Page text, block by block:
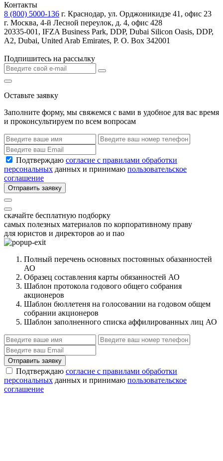
Контакты
8 (800) 5000-136 г. Краснодар, ул. Орджоникидзе 41, офис 23
г. Москва, 4-й Лесной переулок, д. 4, офис 428
20335-001, IFZA Business Park, DDP, Dubai Silicon Oasis, DDP,
A2, Dubai, United Arab Emirates, P. O. Box 342001
Подпишитесь на рассылку
Оставьте заявку
Заполните форму, мы свяжемся с вами в удобное для вас время
и проконсультируем по всем вопросам
Подтверждаю согласие с правилами обработки
персональных данных и принимаю пользовательское
соглашение
Отправить заявку
скачайте бесплатную подборку
самых полезных материалов по корпоративному праву
для юристов и директоров ао и пао
Полный перечень основных постоянных обазанностей
АО
Образец составления карты обязанностей АО
Шаблон протокола годового общего собрания
акционеров
Шаблон бюллетеня на голосовании на годовом общем
собрании акционеров
Шаблон заполненного списка аффилированных лиц АО
Отправить заявку
Подтверждаю согласие с правилами обработки
персональных данных и принимаю пользовательское
соглашение